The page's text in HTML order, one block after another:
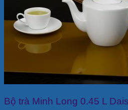
Bộ trà Minh Long 0.45 L